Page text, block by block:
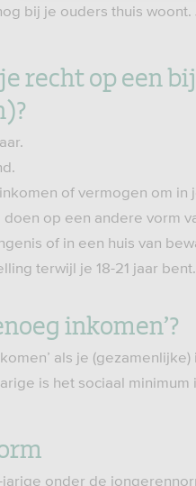
bij je ouders thuis
recht op een
of vermogen om in
op een andere vorm
of in een huis van
terwijl je 18-21 jaar bent.
inkomen’?
als je
is het sociaal
jarige onder de